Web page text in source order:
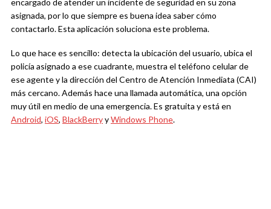
encargado de atender un incidente de seguridad en su zona
asignada, por lo que siempre es buena idea saber cómo
contactarlo. Esta aplicación soluciona este problema.
Lo que hace es sencillo: detecta la ubicación del usuario, ubica el
policía asignado a ese cuadrante, muestra el teléfono celular de
ese agente y la dirección del Centro de Atención Inmediata (CAI)
más cercano. Además hace una llamada automática, una opción
muy útil en medio de una emergencia. Es gratuita y está en
Android, iOS, BlackBerryyWindows Phone.